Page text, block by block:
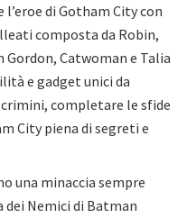
di Gotham City con
composta da Robin,
Catwoman e Talia
e gadget unici da
completare le sfide
City piena di segreti e
una minaccia sempre
dei Nemici di Batman